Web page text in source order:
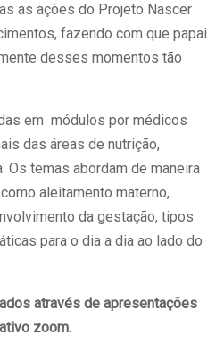
as ações do Projeto Nascer
fazendo com que papai
desses momentos tão
em módulos por médicos
das áreas de nutrição,
Os temas abordam de maneira
aleitamento materno,
da gestação, tipos
para o dia a dia ao lado do
através de apresentações
zoom.